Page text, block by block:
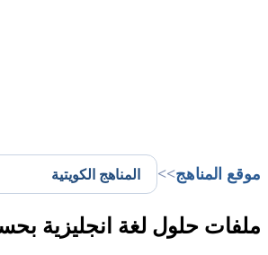
موقع المناهج>>
ملفات حلول لغة انجليزية بحسب 16 الفصل الثاني في